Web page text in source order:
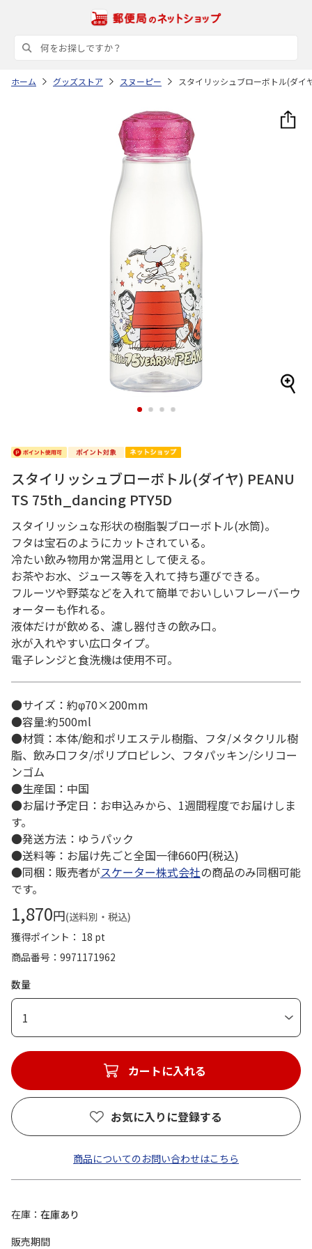
ホーム グッズストア スヌーピー スタイリッシュブローボトル(ダイ
1 2 3 4
スタイリッシュブローボトル(ダイヤ) PEANU
TS 75th_dancing PTY5D
スタイリッシュな形状の樹脂製ブローボトル(水筒)。
フタは宝石のようにカットされている。
冷たい飲み物用か常温用として使える。
お茶やお水、ジュース等を入れて持ち運びできる。
フルーツや野菜などを入れて簡単でおいしいフレーバーウ
ォーターも作れる。
液体だけが飲める、濾し器付きの飲み口。
氷が入れやすい広口タイプ。
電子レンジと食洗機は使用不可。
●サイズ：約φ70×200mm
●容量:約500ml
●材質：本体/飽和ポリエステル樹脂、フタ/メタクリル樹
脂、飲み口フタ/ポリプロピレン、フタパッキン/シリコー
ンゴム
●生産国：中国
●お届け予定日：お申込みから、1週間程度でお届けしま
す。
●発送方法：ゆうパック
●送料等：お届け先ごと全国一律660円(税込)
●同梱：販売者がスケーター株式会社の商品のみ同梱可能
です。
1,870円(送料別・税込)
獲得ポイント： 18 pt
商品番号
9971171962
数量
1
カートに入れる
お気に入りに登録する
商品についてのお問い合わせはこちら
在庫
在庫あり
販売期間